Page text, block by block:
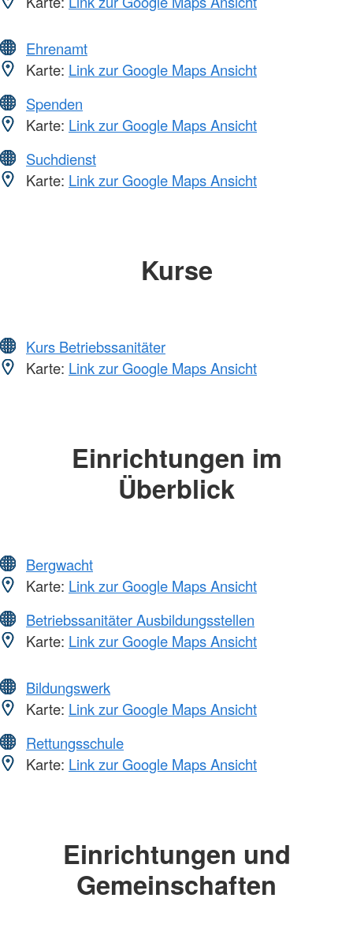
Ehrenamt
Karte: Link zur Google Maps Ansicht
Spenden
Karte: Link zur Google Maps Ansicht
Suchdienst
Karte: Link zur Google Maps Ansicht
Kurse
Kurs Betriebssanitäter
Karte: Link zur Google Maps Ansicht
Einrichtungen im
Überblick
Bergwacht
Karte: Link zur Google Maps Ansicht
Betriebssanitäter Ausbildungsstellen
Karte: Link zur Google Maps Ansicht
Bildungswerk
Karte: Link zur Google Maps Ansicht
Rettungsschule
Karte: Link zur Google Maps Ansicht
Einrichtungen und
Gemeinschaften